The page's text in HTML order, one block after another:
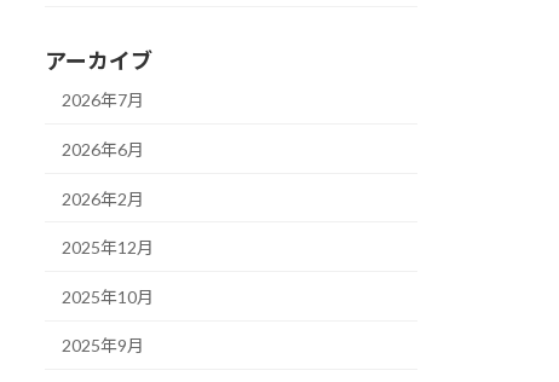
アーカイブ
2026年7月
2026年6月
2026年2月
2025年12月
2025年10月
2025年9月